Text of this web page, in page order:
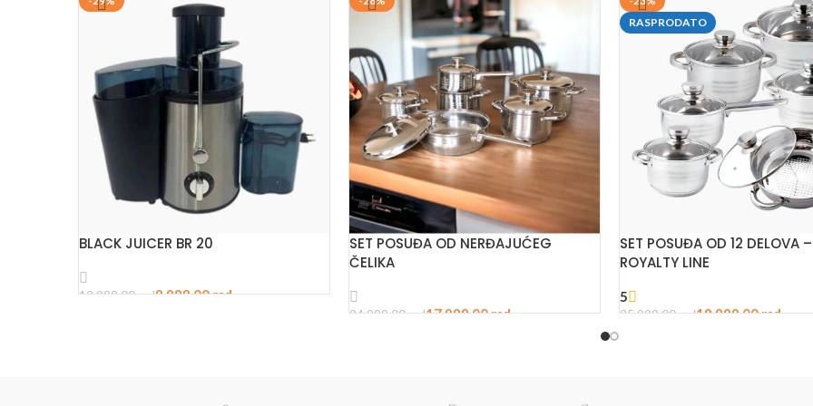
BLACK JUICER BR 20
13.999,00rsd9.999,00rsd
SET POSUĐA OD NERĐAJUĆEG
ČELIKA
24.999,00rsd17.999,00rsd
RASPRODATO
SET POSUĐA OD 12 DELOVA –
ROYALTY LINE
5
25.999,00rsd19.999,00rsd